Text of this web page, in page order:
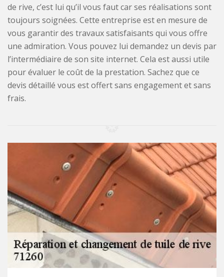
de rive, c’est lui qu’il vous faut car ses réalisations sont
toujours soignées. Cette entreprise est en mesure de
vous garantir des travaux satisfaisants qui vous offre
une admiration. Vous pouvez lui demandez un devis par
l’intermédiaire de son site internet. Cela est aussi utile
pour évaluer le coût de la prestation. Sachez que ce
devis détaillé vous est offert sans engagement et sans
frais.